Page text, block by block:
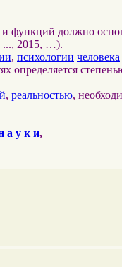
и функций должно
..., 2015, …).
, психологии человека
определяется
, реальностью,
а у к и,